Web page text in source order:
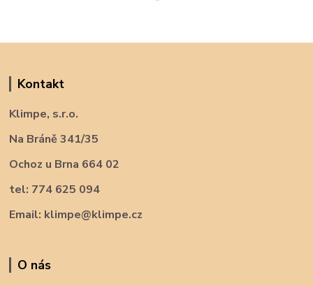
Kontakt
Klimpe, s.r.o.
Na Bráně 341/35
Ochoz u Brna 664 02
tel: 774 625 094
Email: klimpe@klimpe.cz
O nás